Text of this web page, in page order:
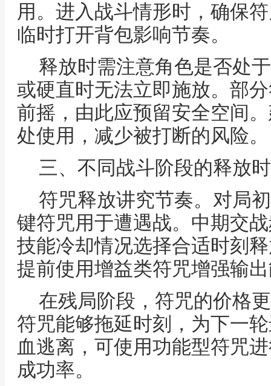
用。进入战斗情形时，确保
临时打开背包影响节奏。
释放时需注意角色是否处
或硬直时无法立即施放。部
前摇，由此应预留安全空间
处使用，减少被打断的风险。
三、不同战斗阶段的释放
符咒释放讲究节奏。对局
键符咒用于遭遇战。中期交
技能冷却情况选择合适时刻
提前使用增益类符咒增强输
在残局阶段，符咒的价格
符咒能够拖延时刻，为下一
血逃离，可使用功能型符咒
成功率。